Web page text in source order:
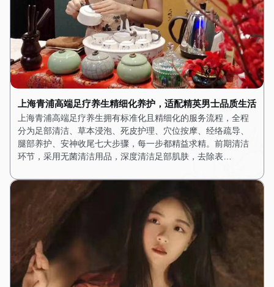
上海青浦高端足疗养生精细化养护，适配精英男士品质生活
上海青浦高端足疗养生拥有标准化且精细化的服务流程，全程
分为足部清洁、草本浸泡、死皮护理、穴位按摩、经络疏导、
腿部养护、安神收尾七大步骤，每一步都精益求精。前期清洁
环节，采用无菌清洁用品，深度清洁足部肌肤，去除表…